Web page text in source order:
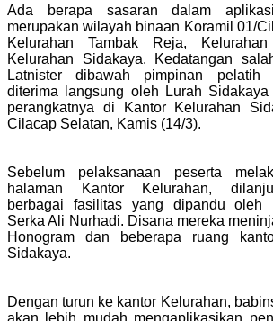
Ada berapa sasaran dalam
merupakan wilayah binaan Koramil 01/
Kelurahan Tambak Reja,
Kelurahan Sidakaya. Kedatangan
Latnister dibawah pimpinan pelatih
diterima langsung oleh Lurah
perangkatnya di Kantor Kelurahan
Cilacap Selatan, Kamis (14/3).
Sebelum pelaksanaan peserta
halaman Kantor Kelurahan,
berbagai fasilitas yang dipandu oleh
Serka Ali Nurhadi. Disana mereka
Honogram dan beberapa ruang
Sidakaya.
Dengan turun ke kantor Kelurahan,
akan lebih mudah mengaplikasikan